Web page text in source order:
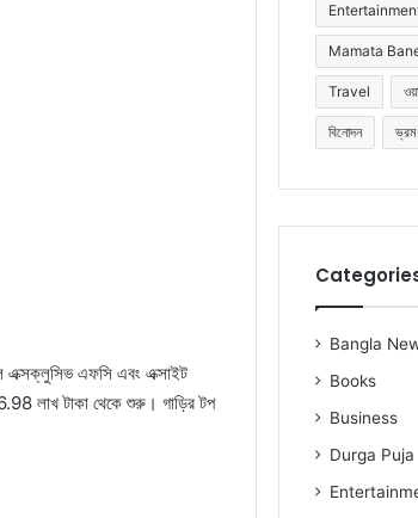
এক্সক্লুসিভ এফসি এবং এক্সাইট
লাখ টাকা থেকে শুরু। গাড়ির টপ
Mamata
Travel
বিনোদন
Bangla
Books
Business
Durga Puja